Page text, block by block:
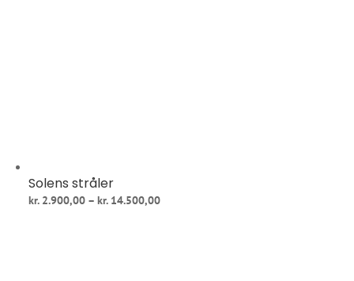
Solens stråler
kr.2.900,00 – kr.14.500,00Prisinterval: